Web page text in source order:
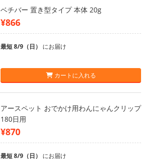
ベチバー 置き型タイプ 本体 20g
¥866
最短 8/9（日） にお届け
カートに入れる
アースペット おでかけ用わんにゃんクリップ
180日用
¥870
最短 8/9（日） にお届け